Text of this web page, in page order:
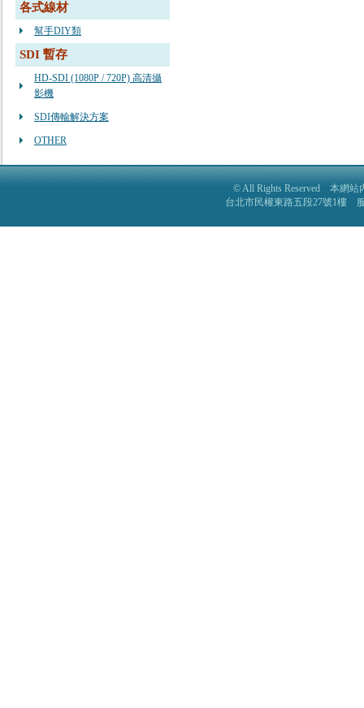
各式線材
幫手DIY類
SDI 暫存
HD-SDI (1080P / 720P) 高清攝
影機
SDI傳輸解決方案
OTHER
© All Rights Reserved 本網站
台北市民權東路五段27號1樓